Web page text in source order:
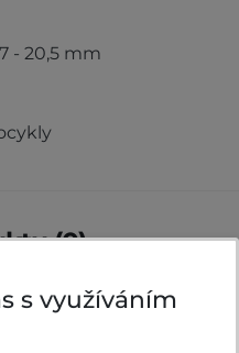
- 20,5 mm
(0)
šroubovací
PROCASE a
s využíváním